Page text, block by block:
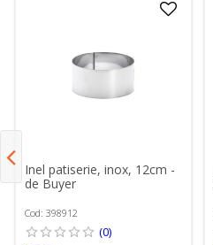
Inel patiserie, inox, 12cm -
de Buyer
Cod: 398912
(0)